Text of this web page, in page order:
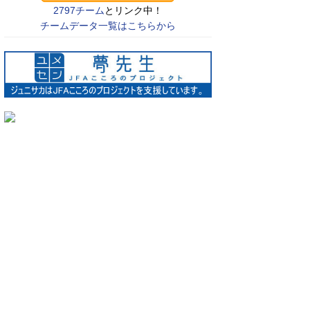
2797チーム とリンク中！
チームデータ一覧はこちらから